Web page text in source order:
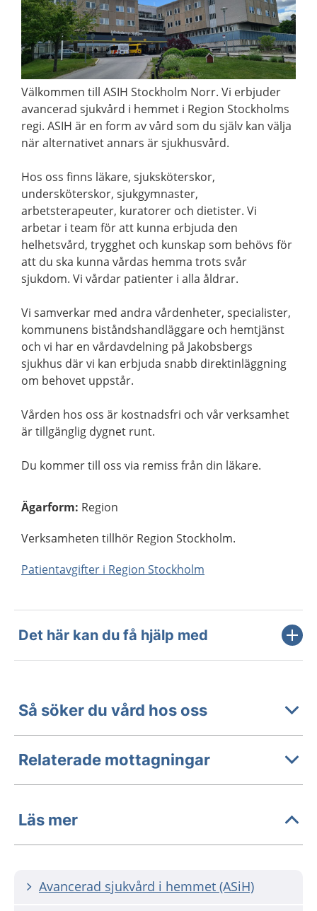
Välkommen till ASIH Stockholm Norr. Vi erbjuder
avancerad sjukvård i hemmet i Region Stockholms
regi. ASIH är en form av vård som du själv kan välja
när alternativet annars är sjukhusvård.
Hos oss finns läkare, sjuksköterskor,
undersköterskor, sjukgymnaster,
arbetsterapeuter, kuratorer och dietister. Vi
arbetar i team för att kunna erbjuda den
helhetsvård, trygghet och kunskap som behövs för
att du ska kunna vårdas hemma trots svår
sjukdom. Vi vårdar patienter i alla åldrar.
Vi samverkar med andra vårdenheter, specialister,
kommunens biståndshandläggare och hemtjänst
och vi har en vårdavdelning på Jakobsbergs
sjukhus där vi kan erbjuda snabb direktinläggning
om behovet uppstår.
Vården hos oss är kostnadsfri och vår verksamhet
är tillgänglig dygnet runt.
Du kommer till oss via remiss från din läkare.
Ägarform: Region
Verksamheten tillhör Region Stockholm.
Patientavgifter i Region Stockholm
Det här kan du få hjälp med
Så söker du vård hos oss
Relaterade mottagningar
Läs mer
Avancerad sjukvård i hemmet (ASiH)